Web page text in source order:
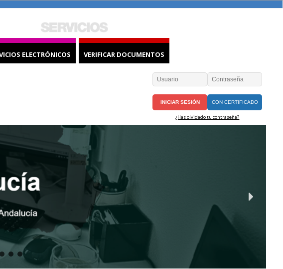
ELECTRÓNICOS VERIFICAR DOCUMENTOS
CON CERTIFICADO
¿Has olvidado tu contraseña?